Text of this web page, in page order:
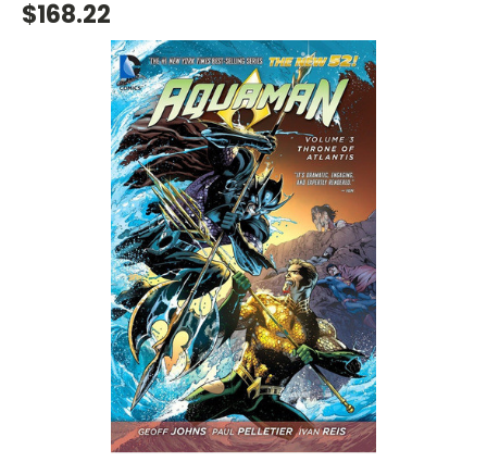
$168.22